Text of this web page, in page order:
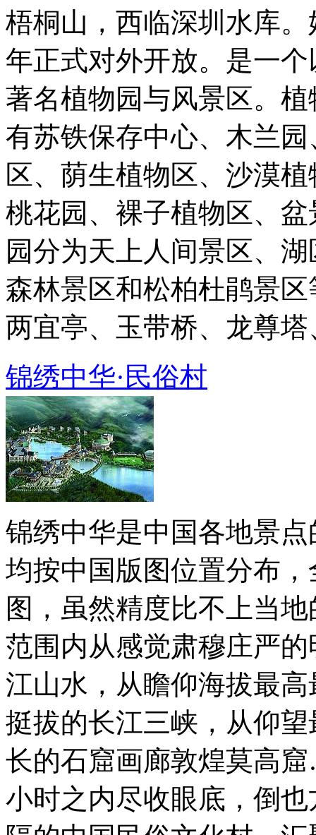
梧桐山，西临深圳水库
年正式对外开放。是一
著名植物园与风景区。
有苏铁保存中心、木兰
区、荫生植物区、沙漠
桃花园、裸子植物区、
园分为天上人间景区、
森林景区和松柏杜鹃景
两宜亭、玉带桥、龙尊
锦绣中华·民俗村
锦绣中华是中国各地景
均按中国版图位置分布
图，虽然精度比不上当
范围内从感觉肃穆庄严
江山水，从瞻仰海拔最
挺拔的长江三峡，从仰
长的石窟画廊敦煌莫高
小时之内尽收眼底，倒